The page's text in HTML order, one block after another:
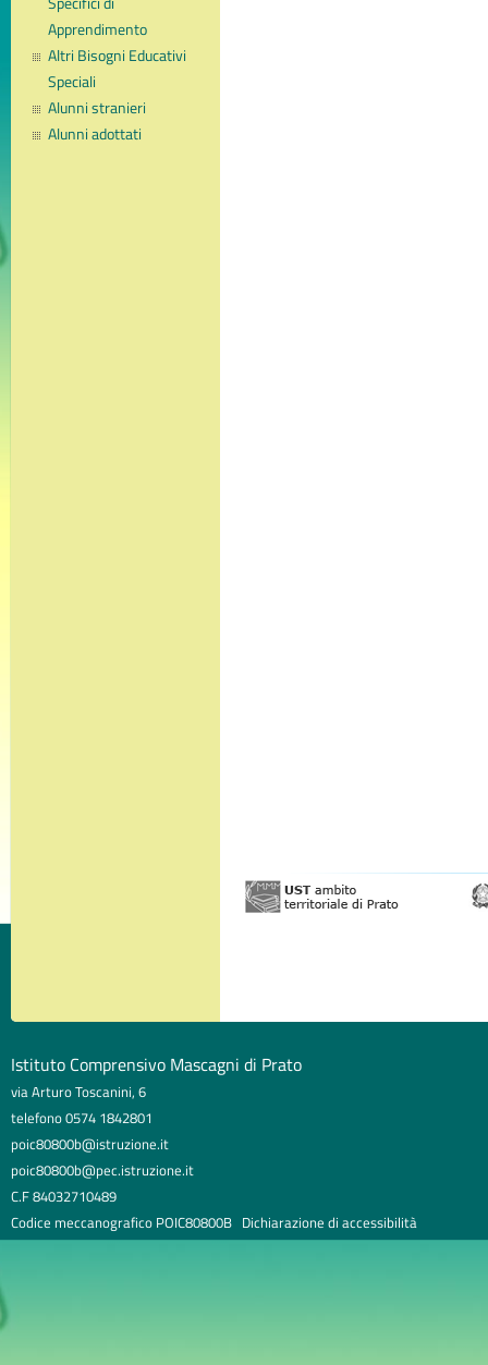
Apprendimento
Altri Bisogni Educativi
Speciali
Alunni stranieri
Alunni adottati
Istituto Comprensivo Mascagni di Prato
via Arturo Toscanini, 6
telefono 0574 1842801
poic80800b@istruzione.it
poic80800b@pec.istruzione.it
C.F 84032710489
Codice meccanografico POIC80800B Dichiarazione di accessibilità